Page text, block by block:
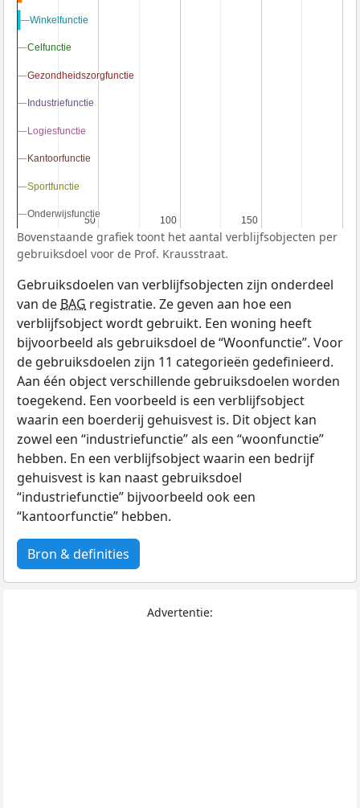
50
50 100
100 150
150
Winkelfunctie
Winkelfunctie
Celfunctie
Celfunctie
Gezondheidszorgfunctie
Gezondheidszorgfunctie
Industriefunctie
Industriefunctie
Logiesfunctie
Logiesfunctie
Kantoorfunctie
Kantoorfunctie
Sportfunctie
Sportfunctie
Onderwijsfunctie
Onderwijsfunctie
Bovenstaande grafiek toont het aantal verblijfsobjecten per
gebruiksdoel voor de Prof. Krausstraat.
Gebruiksdoelen van verblijfsobjecten zijn onderdeel
van de BAG registratie. Ze geven aan hoe een
verblijfsobject wordt gebruikt. Een woning heeft
bijvoorbeeld als gebruiksdoel de “Woonfunctie”. Voor
de gebruiksdoelen zijn 11 categorieën gedefinieerd.
Aan één object verschillende gebruiksdoelen worden
toegekend. Een voorbeeld is een verblijfsobject
waarin een boerderij gehuisvest is. Dit object kan
zowel een “industriefunctie” als een “woonfunctie”
hebben. En een verblijfsobject waarin een bedrijf
gehuisvest is kan naast gebruiksdoel
“industriefunctie” bijvoorbeeld ook een
“kantoorfunctie” hebben.
Bron & definities
Advertentie: